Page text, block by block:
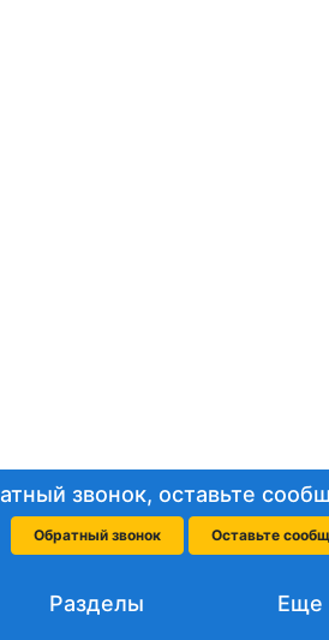
звонок, оставьте
Обратный звонок Оставьте
Разделы Еще